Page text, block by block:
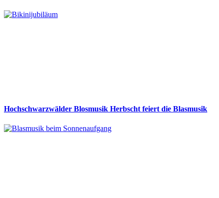
Hochschwarzwälder Blosmusik Herbscht feiert die Blasmusik